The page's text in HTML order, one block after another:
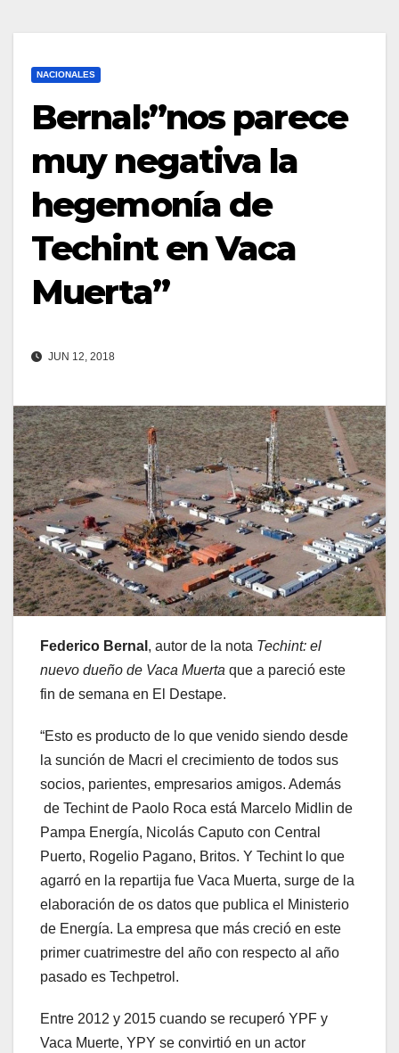
NACIONALES
Bernal:”nos parece
muy negativa la
hegemonía de
Techint en Vaca
Muerta”
JUN 12, 2018
Federico Bernal , autor de la nota Techint: el
nuevo dueño de Vaca Muerta que a pareció este
fin de semana en El Destape.
“Esto es producto de lo que venido siendo desde
la sunción de Macri el crecimiento de todos sus
socios, parientes, empresarios amigos. Además
de Techint de Paolo Roca está Marcelo Midlin de
Pampa Energía, Nicolás Caputo con Central
Puerto, Rogelio Pagano, Britos. Y Techint lo que
agarró en la repartija fue Vaca Muerta, surge de la
elaboración de os datos que publica el Ministerio
de Energía. La empresa que más creció en este
primer cuatrimestre del año con respecto al año
pasado es Techpetrol.
Entre 2012 y 2015 cuando se recuperó YPF y
Vaca Muerte, YPY se convirtió en un actor